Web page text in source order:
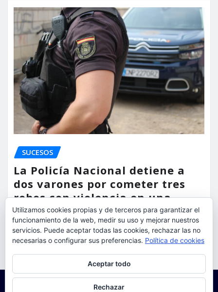
SUCESOS
La Policía Nacional detiene a
dos varones por cometer tres
robos con violencia en una
misma mañana
torrent al dia Ago 7, 2026
Utilizamos cookies propias y de terceros para garantizar el
funcionamiento de la web, medir su uso y mejorar nuestros
servicios. Puede aceptar todas las cookies, rechazar las no
necesarias o configurar sus preferencias. Política de cookies
Aceptar todo
Rechazar
Para obtener más información, incluido cómo gestionar las cookies,